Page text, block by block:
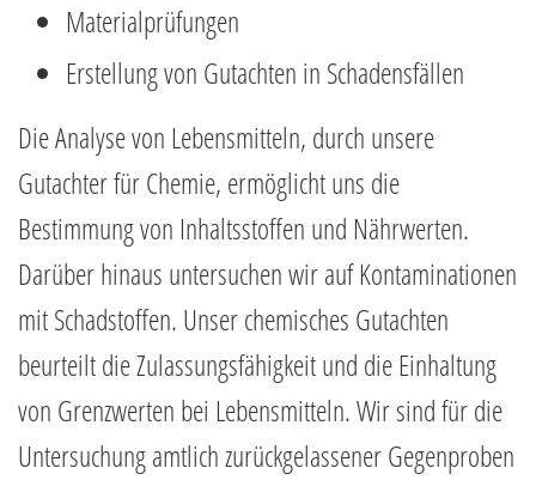
Materialprüfungen
Erstellung von Gutachten in Schadensfällen
Die Analyse von Lebensmitteln, durch unsere
Gutachter für Chemie, ermöglicht uns die
Bestimmung von Inhaltsstoffen und Nährwerten.
Darüber hinaus untersuchen wir auf Kontaminationen
mit Schadstoffen. Unser chemisches Gutachten
beurteilt die Zulassungsfähigkeit und die Einhaltung
von Grenzwerten bei Lebensmitteln. Wir sind für die
Untersuchung amtlich zurückgelassener Gegenproben